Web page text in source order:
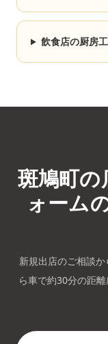
飲食店の厨房
斑鳩町の
ォーム
新規出店のご相談か
ら車で約30分の距